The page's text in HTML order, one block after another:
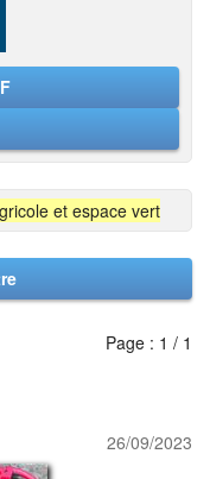
et espace vert
Page : 1 / 1
26/09/2023